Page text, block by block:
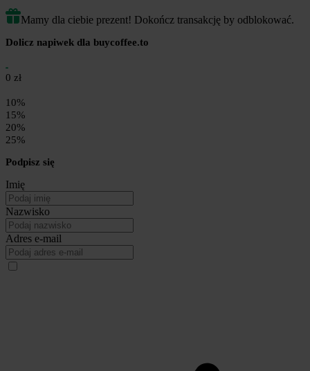
Mamy dla ciebie prezent! Dokończ transakcję by odblokować.
Dolicz napiwek dla buycoffee.to
0 zł
10%
15%
20%
25%
Podpisz się
Imię
Nazwisko
Adres e-mail